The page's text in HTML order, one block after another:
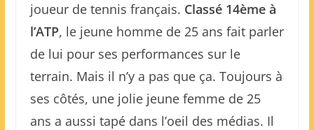
joueur de tennis français. Classé 14ème à
l’ATP, le jeune homme de 25 ans fait parler
de lui pour ses performances sur le
terrain. Mais il n’y a pas que ça. Toujours à
ses côtés, une jolie jeune femme de 25
ans a aussi tapé dans l’oeil des médias. Il